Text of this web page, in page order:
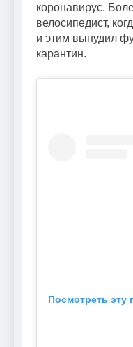
коронавирус.
велосипедист,
и этим вынудил
карантин.
Посмотреть эту